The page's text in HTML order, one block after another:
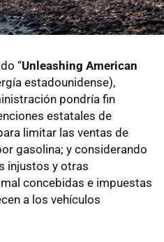
“Unleashing American
estadounidense),
pondría fin
estatales de
limitar las ventas de
gasolina; y considerando
injustos y otras
concebidas e impuestas
a los vehículos